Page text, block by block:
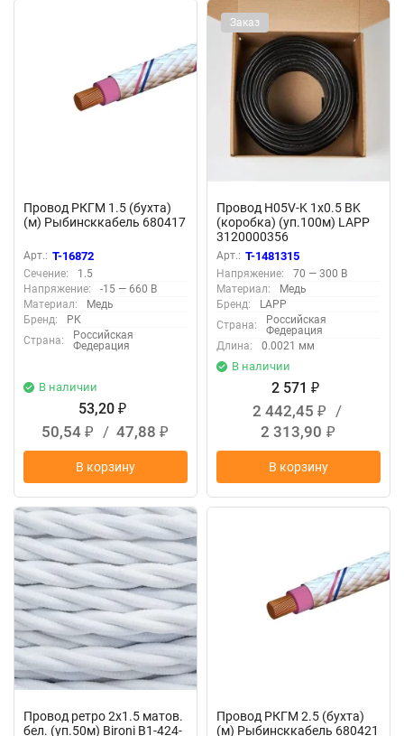
Провод РКГМ 1.5 (бухта)
(м) Рыбинсккабель 680417
Арт.: T-16872
Сечение:
1.5
Напряжение:
-15 — 660 В
Материал:
Медь
Бренд:
РК
Страна:
Российская
Федерация
В наличии
53,20 ₽
50,54 ₽ / 47,88 ₽
В корзину
Заказ
Провод H05V-K 1х0.5 BK
(коробка) (уп.100м) LAPP
3120000356
Арт.: T-1481315
Напряжение:
70 — 300 В
Материал:
Медь
Бренд:
LAPP
Страна:
Российская
Федерация
Длина:
0.0021 мм
В наличии
2 571 ₽
2 442,45 ₽
/
2 313,90 ₽
В корзину
Провод ретро 2х1.5 матов.
бел. (уп.50м) Bironi B1-424-
Провод РКГМ 2.5 (бухта)
(м) Рыбинсккабель 680421